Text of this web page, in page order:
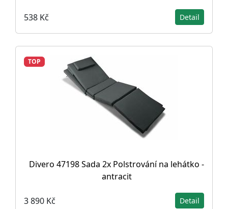
538 Kč Detail
TOP
Divero 47198 Sada 2x Polstrování na lehátko -
antracit
3 890 Kč Detail